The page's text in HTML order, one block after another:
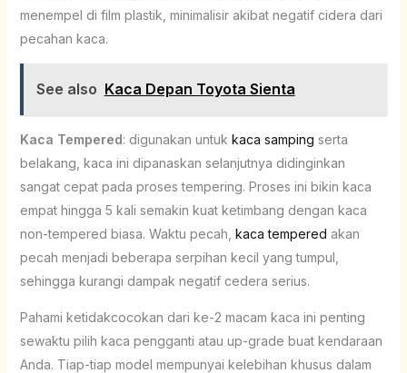
menempel di film plastik, minimalisir akibat negatif cidera dari
pecahan kaca.
See also Kaca Depan Toyota Sienta
Kaca Tempered: digunakan untuk kaca samping serta
belakang, kaca ini dipanaskan selanjutnya didinginkan
sangat cepat pada proses tempering. Proses ini bikin kaca
empat hingga 5 kali semakin kuat ketimbang dengan kaca
non-tempered biasa. Waktu pecah, kaca tempered akan
pecah menjadi beberapa serpihan kecil yang tumpul,
sehingga kurangi dampak negatif cedera serius.
Pahami ketidakcocokan dari ke-2 macam kaca ini penting
sewaktu pilih kaca pengganti atau up-grade buat kendaraan
Anda. Tiap-tiap model mempunyai kelebihan khusus dalam